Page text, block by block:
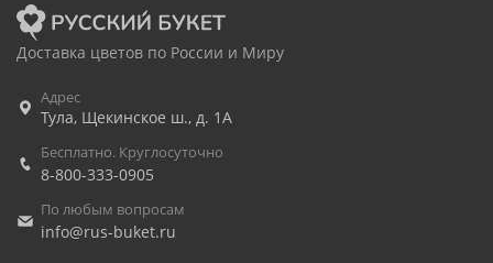
Доставка цветов по России и Миру
Адрес
Тула, Щекинское ш., д. 1А
Бесплатно. Круглосуточно
8-800-333-0905
По любым вопросам
info@rus-buket.ru